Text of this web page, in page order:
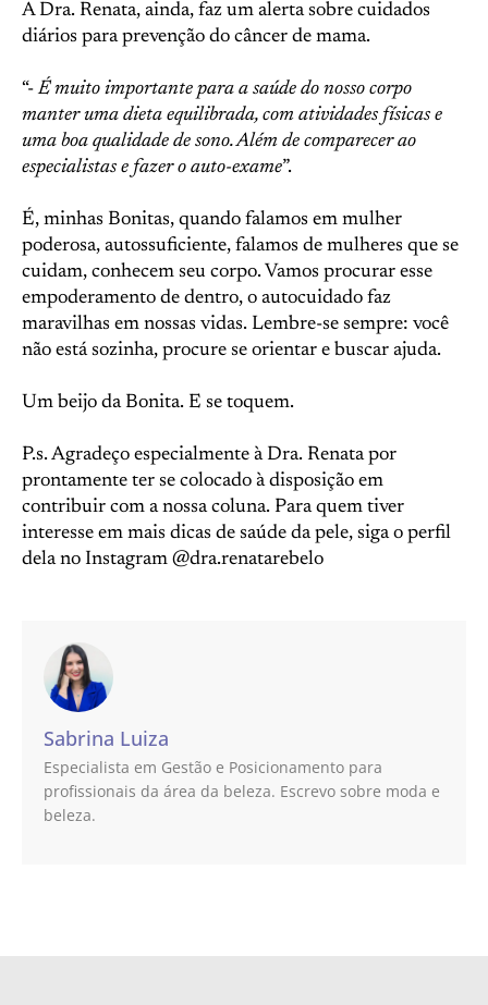
A Dra. Renata, ainda, faz um alerta sobre cuidados
diários para prevenção do câncer de mama.
“-É muito importante para a saúde do nosso corpo
manter uma dieta equilibrada, com atividades físicas e
uma boa qualidade de sono. Além de comparecer ao
especialistas e fazer o auto-exame”.
É, minhas Bonitas, quando falamos em mulher
poderosa, autossuficiente, falamos de mulheres que se
cuidam, conhecem seu corpo. Vamos procurar esse
empoderamento de dentro, o autocuidado faz
maravilhas em nossas vidas. Lembre-se sempre: você
não está sozinha, procure se orientar e buscar ajuda.
Um beijo da Bonita. E se toquem.
P.s. Agradeço especialmente à Dra. Renata por
prontamente ter se colocado à disposição em
contribuir com a nossa coluna. Para quem tiver
interesse em mais dicas de saúde da pele, siga o perfil
dela no Instagram @dra.renatarebelo
Sabrina Luiza
Especialista em Gestão e Posicionamento para
profissionais da área da beleza. Escrevo sobre moda e
beleza.